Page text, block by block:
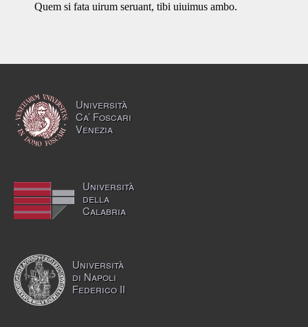
Quem si fata uirum seruant, tibi uiuimus ambo.
Università
Ca’ Foscari
Venezia
Università
della
Calabria
Università
di Napoli
Federico II